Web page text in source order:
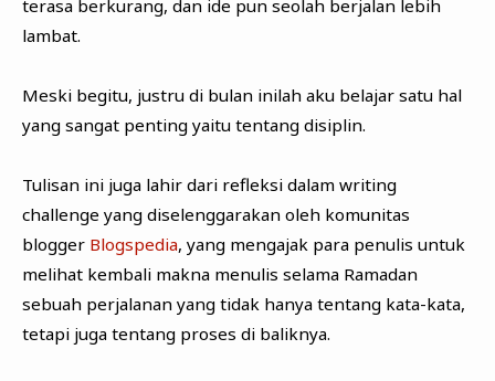
terasa berkurang, dan ide pun seolah berjalan lebih
lambat.
Meski begitu, justru di bulan inilah aku belajar satu hal
yang sangat penting yaitu tentang disiplin.
Tulisan ini juga lahir dari refleksi dalam writing
challenge yang diselenggarakan oleh komunitas
blogger Blogspedia, yang mengajak para penulis untuk
melihat kembali makna menulis selama Ramadan
sebuah perjalanan yang tidak hanya tentang kata-kata,
tetapi juga tentang proses di baliknya.